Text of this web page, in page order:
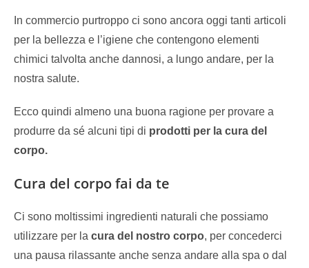
In commercio purtroppo ci sono ancora oggi tanti articoli
per la bellezza e l’igiene che contengono elementi
chimici talvolta anche dannosi, a lungo andare, per la
nostra salute.
Ecco quindi almeno una buona ragione per provare a
produrre da sé alcuni tipi di prodotti per la cura del
corpo.
Cura del corpo fai da te
Ci sono moltissimi ingredienti naturali che possiamo
utilizzare per la cura del nostro corpo, per concederci
una pausa rilassante anche senza andare alla spa o dal